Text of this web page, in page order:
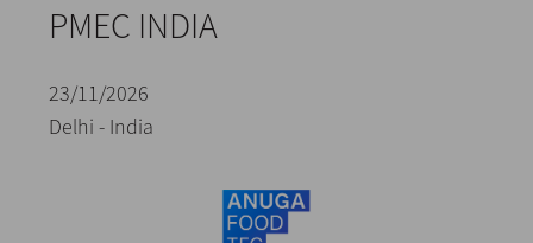
PMEC INDIA
23/11/2026
Delhi - India